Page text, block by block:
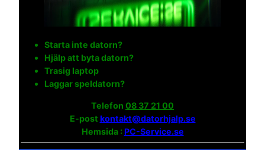
Starta inte datorn?
Hjälp att byta datorn?
Trasig laptop
Laggar speldatorn?
Telefon 08 37 21 00
E-post kontakt@datorhjalp.se
Hemsida :PC-Service.se